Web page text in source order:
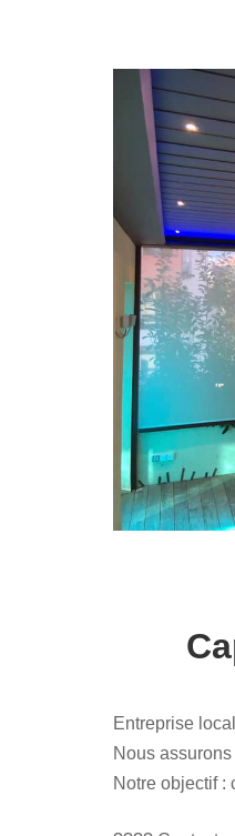
Entreprise
Nous assurons
Notre objectif :